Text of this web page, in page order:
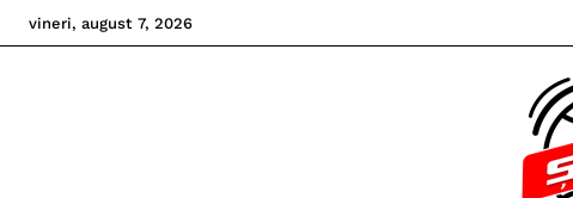
vineri, august 7, 2026